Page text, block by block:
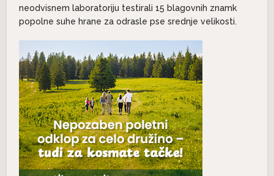
neodvisnem laboratoriju testirali 15 blagovnih znamk
popolne suhe hrane za odrasle pse srednje velikosti.